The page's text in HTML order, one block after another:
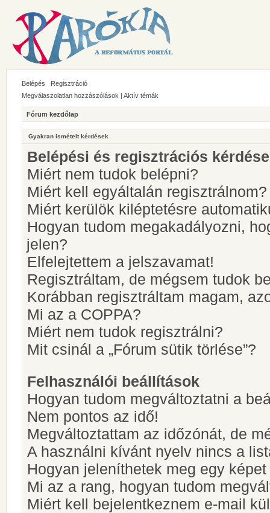
Belépés
Regisztráció
Megválaszolatlan hozzászólások | Aktív témák
Fórum kezdőlap
Gyakran ismételt kérdések
Belépési és regisztrációs
Miért nem tudok belépni?
Miért kell egyáltalán regisztrálnom?
Miért kerülök kiléptetésre
Hogyan tudom megakadályozni,
jelen?
Elfelejtettem a jelszavamat!
Regisztráltam, de mégsem tudok
Korábban regisztráltam magam,
Mi az a COPPA?
Miért nem tudok regisztrálni?
Mit csinál a „Fórum sütik törlése”?
Felhasználói beállítások
Hogyan tudom megváltoztatni a
Nem pontos az idő!
Megváltoztattam az időzónát, de
A használni kívánt nyelv nincs a
Hogyan jeleníthetek meg egy
Mi az a rang, hogyan tudom
Miért kell bejelentkeznem e-mail